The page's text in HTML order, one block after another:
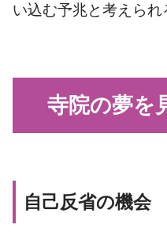
い込む予兆と考えられ
寺院の夢を
自己反省の機会